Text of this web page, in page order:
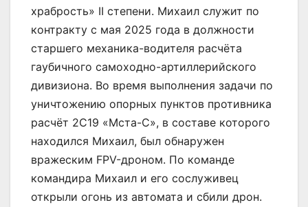
храбрость» II степени. Михаил служит по
контракту с мая 2025 года в должности
старшего механика-водителя расчёта
гаубичного самоходно-артиллерийского
дивизиона. Во время выполнения задачи по
уничтожению опорных пунктов противника
расчёт 2С19 «Мста-С», в составе которого
находился Михаил, был обнаружен
вражеским FPV-дроном. По команде
командира Михаил и его сослуживец
открыли огонь из автомата и сбили дрон.